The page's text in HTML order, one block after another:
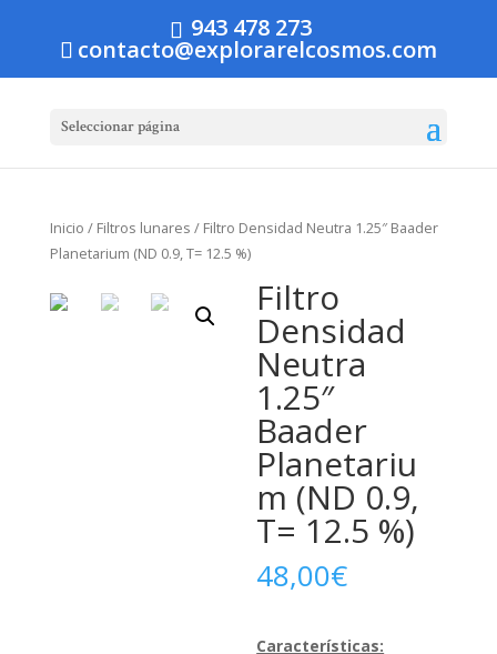
943 478 273
contacto@explorarelcosmos.com
Seleccionar página
Inicio / Filtros lunares / Filtro Densidad Neutra 1.25″ Baader
Planetarium (ND 0.9, T= 12.5 %)
Filtro
Densidad
Neutra
1.25″
Baader
Planetariu
m (ND 0.9,
T= 12.5 %)
48,00€
Características: